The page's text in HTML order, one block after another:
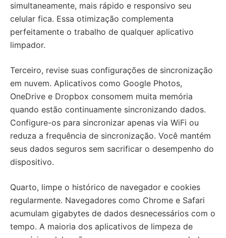
simultaneamente, mais rápido e responsivo seu
celular fica. Essa otimização complementa
perfeitamente o trabalho de qualquer aplicativo
limpador.
Terceiro, revise suas configurações de sincronização
em nuvem. Aplicativos como Google Photos,
OneDrive e Dropbox consomem muita memória
quando estão continuamente sincronizando dados.
Configure-os para sincronizar apenas via WiFi ou
reduza a frequência de sincronização. Você mantém
seus dados seguros sem sacrificar o desempenho do
dispositivo.
Quarto, limpe o histórico de navegador e cookies
regularmente. Navegadores como Chrome e Safari
acumulam gigabytes de dados desnecessários com o
tempo. A maioria dos aplicativos de limpeza de